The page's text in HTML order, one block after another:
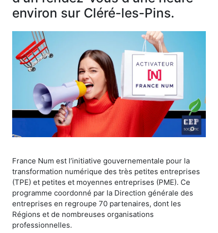
environ sur Cléré-les-Pins.
France Num est l’initiative gouvernementale pour la
transformation numérique des très petites entreprises
(TPE) et petites et moyennes entreprises (PME). Ce
programme coordonné par la Direction générale des
entreprises en regroupe 70 partenaires, dont les
Régions et de nombreuses organisations
professionnelles.